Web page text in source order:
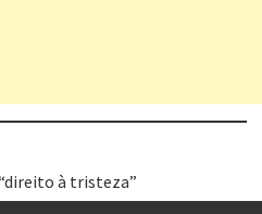
à tristeza”